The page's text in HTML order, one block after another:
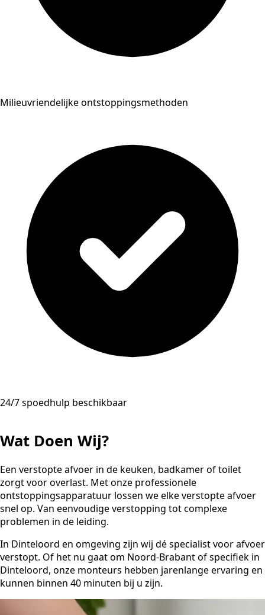
Milieuvriendelijke ontstoppingsmethoden
24/7 spoedhulp beschikbaar
Wat Doen Wij?
Een verstopte afvoer in de keuken, badkamer of toilet
zorgt voor overlast. Met onze professionele
ontstoppingsapparatuur lossen we elke verstopte afvoer
snel op. Van eenvoudige verstopping tot complexe
problemen in de leiding.
In Dinteloord en omgeving zijn wij dé specialist voor afvoer
verstopt. Of het nu gaat om Noord-Brabant of specifiek in
Dinteloord, onze monteurs hebben jarenlange ervaring en
kunnen binnen 40 minuten bij u zijn.